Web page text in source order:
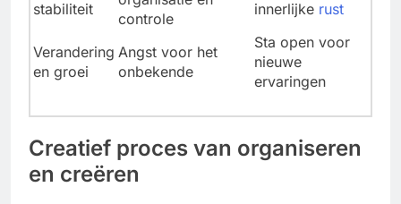
stabiliteit
controle
innerlijke rust
Verandering
en groei
Angst voor het
onbekende
Sta open voor
nieuwe
ervaringen
Creatief proces van organiseren
en creëren